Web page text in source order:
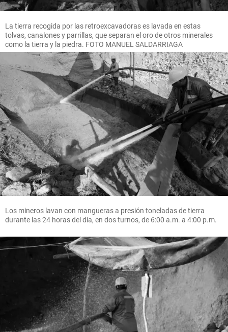
La tierra recogida por las retroexcavadoras es lavada en estas
tolvas, canalones y parrillas, que separan el oro de otros minerales
como la tierra y la piedra. FOTO MANUEL SALDARRIAGA
Los mineros lavan con mangueras a presión toneladas de tierra
durante las 24 horas del día, en dos turnos, de 6:00 a.m. a 4:00 p.m.